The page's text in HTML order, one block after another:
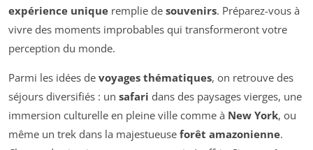
expérience unique remplie de souvenirs. Préparez-vous à
vivre des moments improbables qui transformeront votre
perception du monde.
Parmi les idées de voyages thématiques, on retrouve des
séjours diversifiés : un safari dans des paysages vierges, une
immersion culturelle en pleine ville comme à New York, ou
même un trek dans la majestueuse forêt amazonienne.